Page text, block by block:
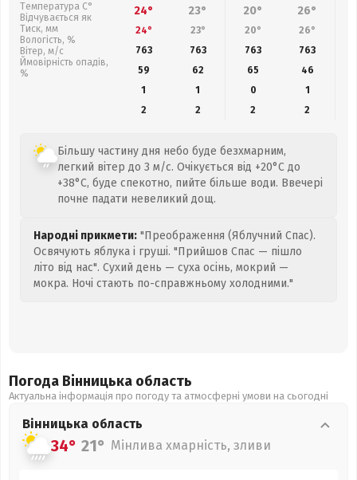
Температура С°
Відчувається як
Тиск, мм
Вологість, %
Вітер, м/с
Ймовірність опадів,
%
24° 23° 20° 26°
24° 23° 20° 26°
763
763 763 763
59
62 65 46
1
1 0
1
2
2 2 2
Більшу частину дня небо буде безхмарним,
легкий вітер до 3 м/с. Очікується від +20°C до
+38°C, буде спекотно, пийте більше води. Ввечері
почне падати невеликий дощ.
Народні прикмети: "Преображення (Яблучний Спас).
Освячують яблука і груші. "Прийшов Спас — пішло
літо від нас". Сухий день — суха осінь, мокрий —
мокра. Ночі стають по-справжньому холодними."
Погода Вінницька область
Актуальна інформація про погоду та атмосферні умови на сьогодні
Вінницька область
34° 21° Мінлива хмарність, зливи